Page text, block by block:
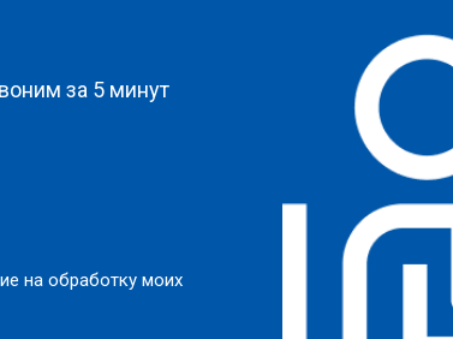
за 5 минут
на обработку моих